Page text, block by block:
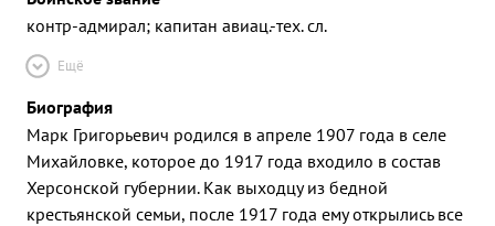
контр-адмирал; капитан авиац.-тех. сл.
Ещё
Биография
Марк Григорьевич родился в апреле 1907 года в селе
Михайловке, которое до 1917 года входило в состав
Херсонской губернии. Как выходцу из бедной
крестьянской семьи, после 1917 года ему открылись все